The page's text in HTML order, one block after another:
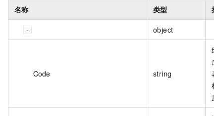
名称 类型 描
object
Code string
结
成
表
根
原